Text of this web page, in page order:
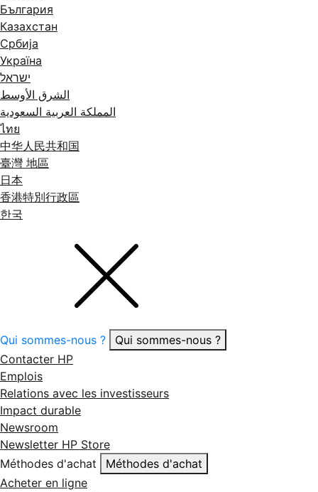
България
Казахстан
Србија
Україна
ישראל
الشرق الأوسط
المملكة العربية السعودية
ไทย
中华人民共和国
臺灣 地區
日本
香港特別行政區
한국
Qui sommes-nous ?
Qui sommes-nous ?
Contacter HP
Emplois
Relations avec les investisseurs
Impact durable
Newsroom
Newsletter HP Store
Méthodes d'achat
Méthodes d'achat
Acheter en ligne